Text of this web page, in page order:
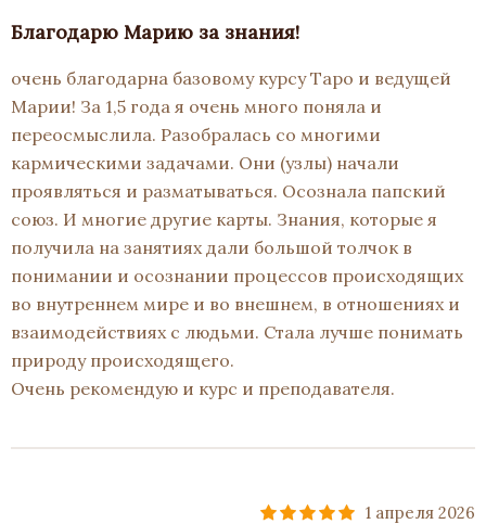
Благодарю Марию за знания!
очень благодарна базовому курсу Таро и ведущей
Марии! За 1,5 года я очень много поняла и
переосмыслила. Разобралась со многими
кармическими задачами. Они (узлы) начали
проявляться и разматываться. Осознала папский
союз. И многие другие карты. Знания, которые я
получила на занятиях дали большой толчок в
понимании и осознании процессов происходящих
во внутреннем мире и во внешнем, в отношениях и
взаимодействиях с людьми. Стала лучше понимать
природу происходящего.
Очень рекомендую и курс и преподавателя.
1 апреля 2026